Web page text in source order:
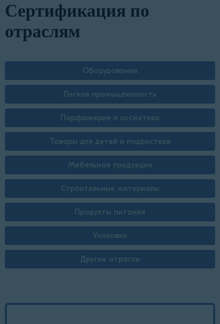
Сертификация по
отраслям
Оборудование
Легкая промышленность
Парфюмерия и косметика
Товары для детей и подростков
Мебельная продукция
Строительные материалы
Продукты питания
Упаковка
Другие отрасли